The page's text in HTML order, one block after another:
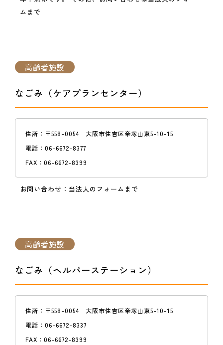
ムまで
高齢者施設
なごみ（ケアプランセンター）
住所： 〒558-0054 大阪市住吉区帝塚山東5-10-15
電話： 06-6672-8377
FAX： 06-6672-8399
お問い合わせ： 当法人のフォームまで
高齢者施設
なごみ（ヘルパーステーション）
住所： 〒558-0054 大阪市住吉区帝塚山東5-10-15
電話： 06-6672-8337
FAX： 06-6672-8399